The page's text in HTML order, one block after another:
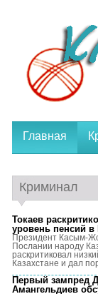
Главная
Криминал
Токаев
уровень пенсий в
Президент Касым-
Послании народу
раскритиковал
Казахстане и дал
Первый зампред
Амангельдиев